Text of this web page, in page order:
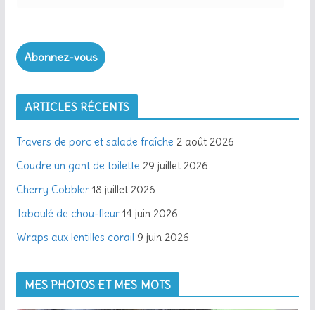
s
e
m
a
Abonnez-vous
ARTICLES RÉCENTS
Travers de porc et salade fraîche 2 août 2026
Coudre un gant de toilette 29 juillet 2026
Cherry Cobbler 18 juillet 2026
Taboulé de chou-fleur 14 juin 2026
Wraps aux lentilles corail 9 juin 2026
MES PHOTOS ET MES MOTS